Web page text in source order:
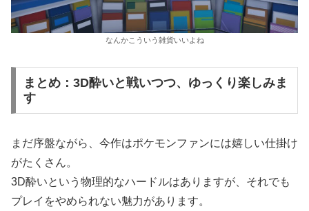
なんかこういう雑貨いいよね
まとめ：3D酔いと戦いつつ、ゆっくり楽しみま
す
まだ序盤ながら、今作はポケモンファンには嬉しい仕掛け
がたくさん。
3D酔いという物理的なハードルはありますが、それでも
プレイをやめられない魅力があります。